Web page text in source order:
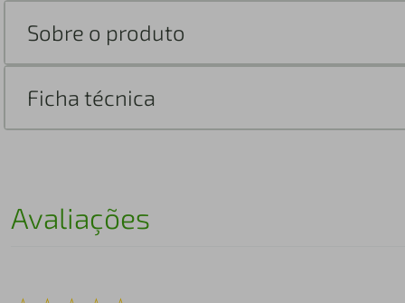
Sobre o produto
Ficha técnica
Avaliações